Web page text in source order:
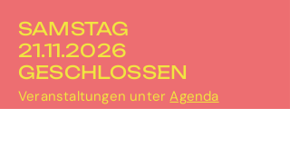
SAMSTAG
21.11.2026
GESCHLOSSEN
Veranstaltungen unterAgenda